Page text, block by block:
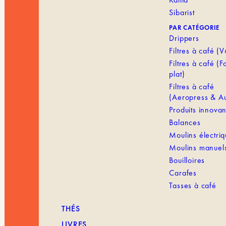
Sibarist
PAR CATÉGORIE
Drippers
Filtres à café
Filtres à café
plat)
Filtres à café
(Aeropress &
Produits
Balances
Moulins
Moulins
Bouilloires
Carafes
Tasses à café
THÉS